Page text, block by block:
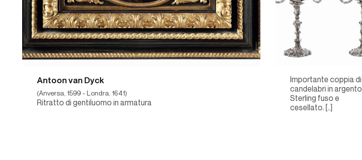
Antoon van Dyck
(Anversa, 1599 - Londra, 1641)
Ritratto di gentiluomo in armatura
Importante coppia di
candelabri in argento
Sterling fuso e
cesellato. [..]